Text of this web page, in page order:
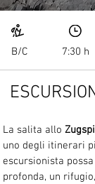
B/C 7:30 h
La salita allo
uno degli itinerari
escursionista
profonda, un